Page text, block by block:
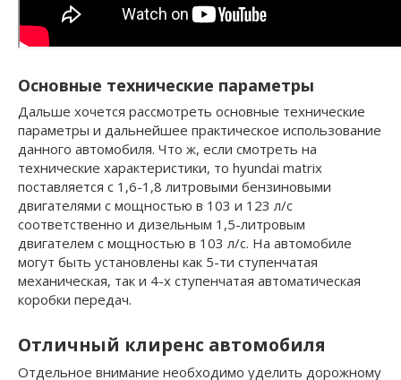
Основные технические параметры
Дальше хочется рассмотреть основные технические
параметры и дальнейшее практическое использование
данного автомобиля. Что ж, если смотреть на
технические характеристики, то hyundai matrix
поставляется с 1,6-1,8 литровыми бензиновыми
двигателями с мощностью в 103 и 123 л/с
соответственно и дизельным 1,5-литровым
двигателем с мощностью в 103 л/с. На автомобиле
могут быть установлены как 5-ти ступенчатая
механическая, так и 4-х ступенчатая автоматическая
коробки передач.
Отличный клиренс автомобиля
Отдельное внимание необходимо уделить дорожному